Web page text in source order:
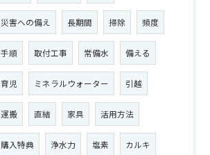
災害への備え 長期間 掃除 頻度
手順 取付工事 常備水 備える
育児 ミネラルウォーター 引越
運搬 直結 家具 活用方法
購入特典 浄水力 塩素 カルキ